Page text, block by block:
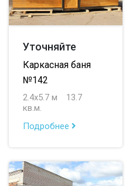
Уточняйте
Каркасная баня
№142
2.4х5.7 м
13.7
кв.м.
Подробнее